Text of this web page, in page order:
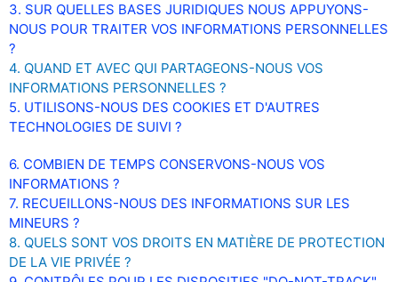
3. SUR QUELLES BASES JURIDIQUES NOUS APPUYONS-
NOUS POUR TRAITER VOS INFORMATIONS PERSONNELLES
?
4. QUAND ET AVEC QUI PARTAGEONS-NOUS VOS
INFORMATIONS PERSONNELLES ?
5. UTILISONS-NOUS DES COOKIES ET D'AUTRES
TECHNOLOGIES DE SUIVI ?
6. COMBIEN DE TEMPS CONSERVONS-NOUS VOS
INFORMATIONS ?
7. RECUEILLONS-NOUS DES INFORMATIONS SUR LES
MINEURS ?
8. QUELS SONT VOS DROITS EN MATIÈRE DE PROTECTION
DE LA VIE PRIVÉE ?